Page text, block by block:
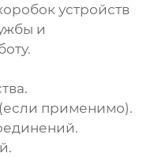
устройств
и
применимо).